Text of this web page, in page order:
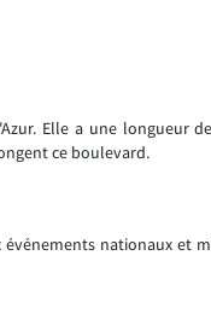
Elle a une longueur
ce boulevard.
nationaux